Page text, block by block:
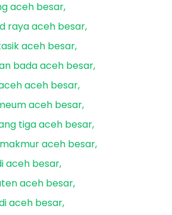
aceh besar
raya aceh besar
aceh besar
bada aceh besar
aceh besar
aceh besar
tiga aceh besar
aceh besar
aceh besar
aceh besar
aceh besar